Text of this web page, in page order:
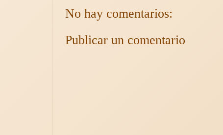
No hay comentarios:
Publicar un comentario